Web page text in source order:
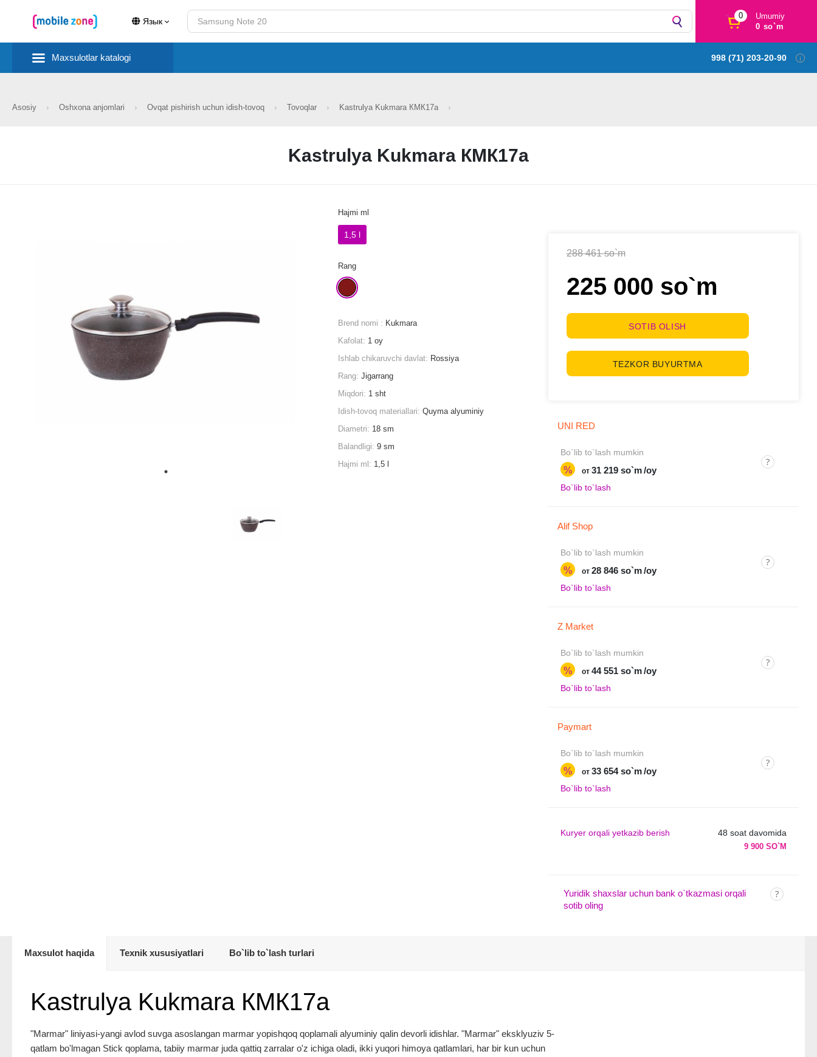
Язык
0
Umumiy
0 so`m
Maxsulotlar katalogi 998 (71) 203-20-90
Asosiy Oshxona anjomlari Ovqat pishirish uchun idish-tovoq Tovoqlar Kastrulya Kukmara КМК17а
Kastrulya Kukmara КМК17а
288 461 so`m
225 000 so`m
SOTIB OLISH
TEZKOR BUYURTMA
UNI RED
Bo`lib to`lash mumkin
% от 31 219 so`m /oy
Bo`lib to`lash
Alif Shop
Bo`lib to`lash mumkin
% от 28 846 so`m /oy
Bo`lib to`lash
Z Market
Bo`lib to`lash mumkin
% от 44 551 so`m /oy
Bo`lib to`lash
Paymart
Bo`lib to`lash mumkin
% от 33 654 so`m /oy
Bo`lib to`lash
Kuryer orqali yetkazib berish 48 soat davomida
9 900 SO`M
Yuridik shaxslar uchun bank o`tkazmasi orqali
sotib oling
Hajmi ml
1,5 l
Rang
Brend nomi : Kukmara
Kafolat: 1 oy
Ishlab chikaruvchi davlat: Rossiya
Rang:Jigarrang
Miqdori: 1 sht
Idish-tovoq materiallari:Quyma alyuminiy
Diametri: 18 sm
Balandligi:9 sm
Hajmi ml: 1,5 l
Maxsulot haqida Texnik xususiyatlari Bo`lib to`lash turlari
Kastrulya Kukmara КМК17а
"Marmar" liniyasi-yangi avlod suvga asoslangan marmar yopishqoq qoplamali alyuminiy qalin devorli idishlar. "Marmar" eksklyuziv 5-
qatlam bo'lmagan Stick qoplama, tabiiy marmar juda qattiq zarralar o'z ichiga oladi, ikki yuqori himoya qatlamlari, har bir kun uchun